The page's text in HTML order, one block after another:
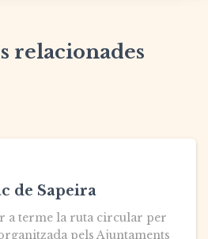
relacionades
de Sapeira
a terme la ruta circular per
pels Ajuntaments